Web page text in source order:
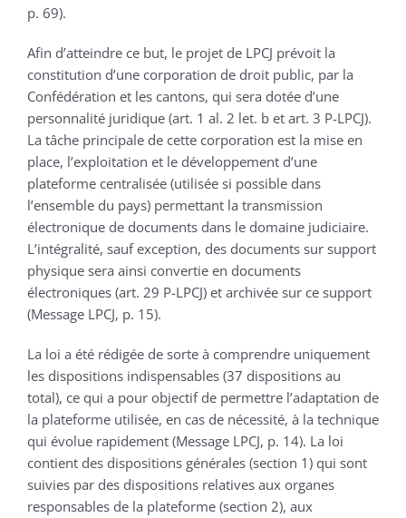
p. 69).
Afin d’atteindre ce but, le projet de LPCJ prévoit la
constitution d’une corporation de droit public, par la
Confédération et les cantons, qui sera dotée d’une
personnalité juridique (art. 1 al. 2 let. b et art. 3 P-LPCJ).
La tâche principale de cette corporation est la mise en
place, l’exploitation et le développement d’une
plateforme centralisée (utilisée si possible dans
l’ensemble du pays) permettant la transmission
électronique de documents dans le domaine judiciaire.
L’intégralité, sauf exception, des documents sur support
physique sera ainsi convertie en documents
électroniques (art. 29 P-LPCJ) et archivée sur ce support
(Message LPCJ, p. 15).
La loi a été rédigée de sorte à comprendre uniquement
les dispositions indispensables (37 dispositions au
total), ce qui a pour objectif de permettre l’adaptation de
la plateforme utilisée, en cas de nécessité, à la technique
qui évolue rapidement (Message LPCJ, p. 14). La loi
contient des dispositions générales (section 1) qui sont
suivies par des dispositions relatives aux organes
responsables de la plateforme (section 2), aux